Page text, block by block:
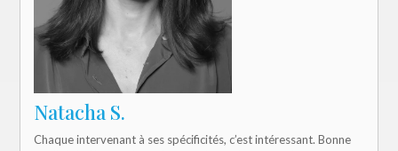
Natacha S.
Chaque intervenant à ses spécificités, c’est intéressant. Bonne